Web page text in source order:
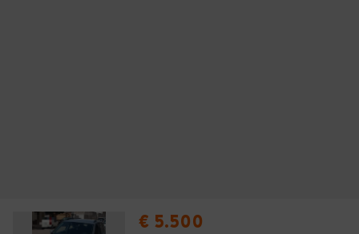
€ 5.500